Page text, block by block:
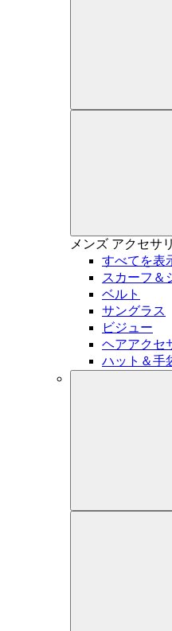
メンズ アクセサ
すべてを表
スカーフ＆
ベルト
サングラス
ビジュー
ヘアアクセ
ハット＆手